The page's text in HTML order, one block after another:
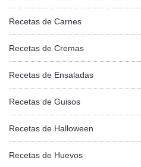
Recetas de Carnes
Recetas de Cremas
Recetas de Ensaladas
Recetas de Guisos
Recetas de Halloween
Recetas de Huevos